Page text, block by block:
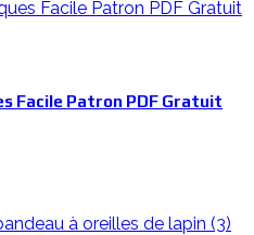
Facile Patron PDF Gratuit